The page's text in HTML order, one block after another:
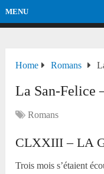
MENU
Home Romans
La San-Felice
Romans
CLXXIII – LA
Trois mois s’étaient